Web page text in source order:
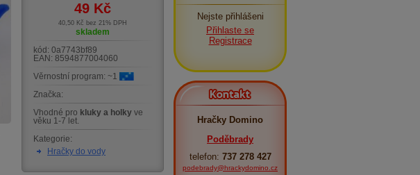
49 Kč
40,50 Kč bez 21% DPH
skladem
kód: 0a7743bf89
EAN: 8594877004060
Věrnostní program: ~1
Značka:
Vhodné pro kluky a holky ve
věku 1-7 let.
Kategorie:
Hračky do vody
Nejste přihlášeni
Přihlaste se
Registrace
Kontakt
Hračky Domino
Poděbrady
telefon: 737 278 427
podebrady@hrackydomino.cz